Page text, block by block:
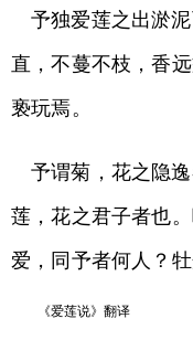
予独爱莲之出淤
直，不蔓不枝，香
亵玩焉。
予谓菊，花之隐
莲，花之君子者也
爱，同予者何人？
《爱莲说》翻译